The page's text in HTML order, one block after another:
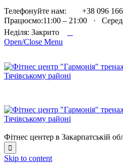
Телефонуйте нам:
+38 096
Працюємо:11:00 – 21:00 ·
Неділя: Закрито
Open/Close Menu
Фітнес центер в Закарпатській

Skip to content